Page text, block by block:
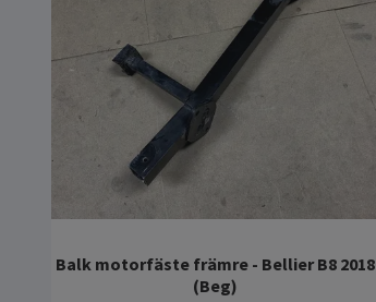
Balk motorfäste främre - Bellier B8 2018
(Beg)